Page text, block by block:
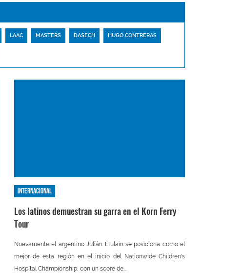
LAAC MASTERS DASECH HUGO CONTRERAS
Internacional
Los latinos demuestran su garra en el Korn Ferry
Tour
Nuevamente el argentino Julián Etulain se posiciona como el
mejor de esta región en el inicio del Nationwide Children's
Hospital Championship, con un score de...